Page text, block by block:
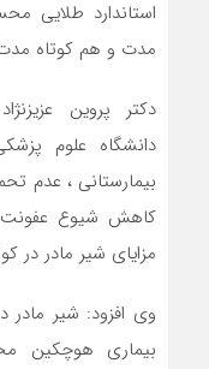
استاندارد طلایی
مدت و هم کوتاه مدت
دکتر پروین
دانشگاه علوم
بیمارستانی ، عدم
کاهش شیوع عفونت
مزایای شیر مادر در
وی افزود: شیر مادر
بیماری هوچکین